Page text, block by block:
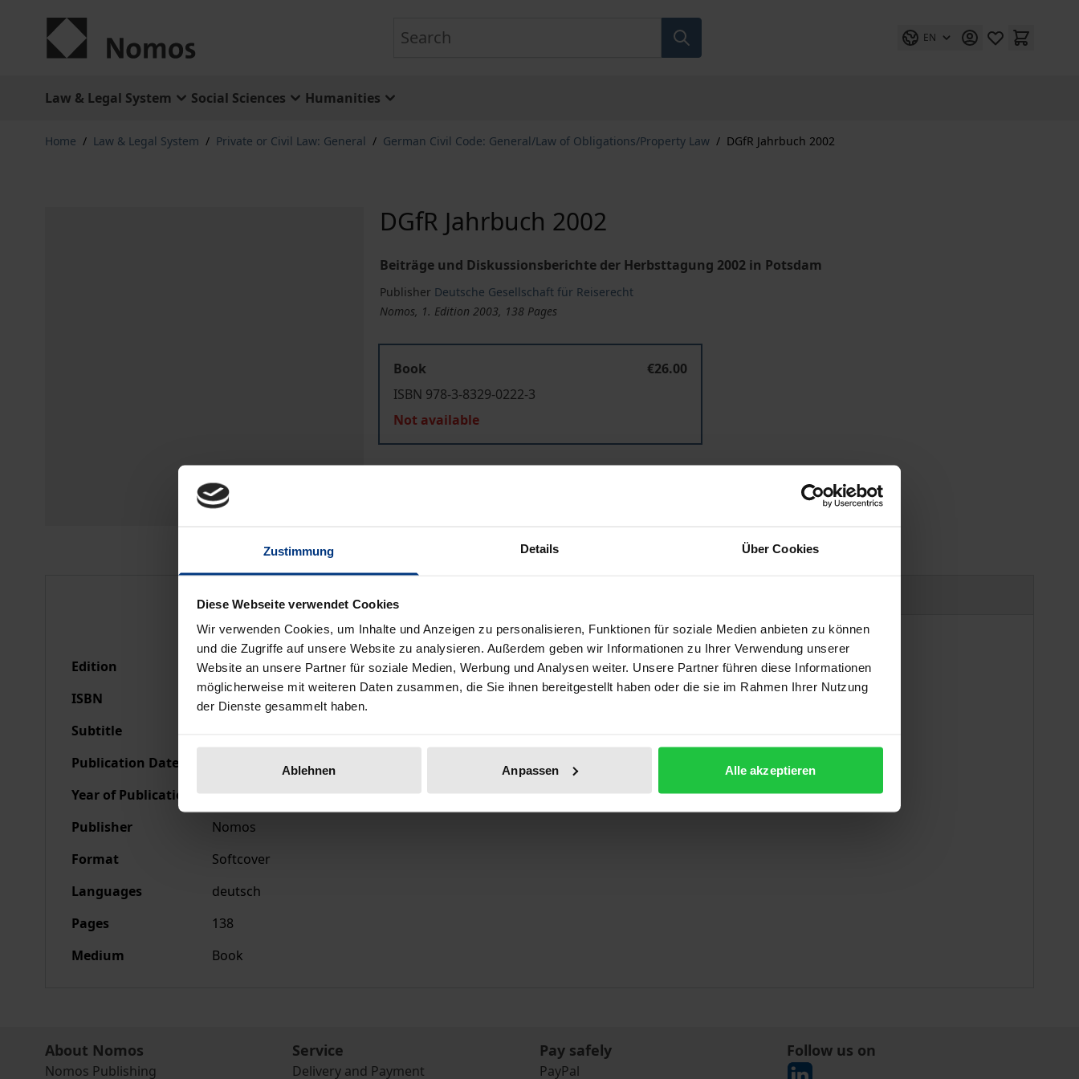
Zustimmung Details Über Cookies
Diese Webseite verwendet Cookies
Wir verwenden Cookies, um Inhalte und Anzeigen zu personalisieren, Funktionen für soziale Medien anbieten zu können
und die Zugriffe auf unsere Website zu analysieren. Außerdem geben wir Informationen zu Ihrer Verwendung unserer
Website an unsere Partner für soziale Medien, Werbung und Analysen weiter. Unsere Partner führen diese Informationen
möglicherweise mit weiteren Daten zusammen, die Sie ihnen bereitgestellt haben oder die sie im Rahmen Ihrer Nutzung
der Dienste gesammelt haben.
Ablehnen Anpassen Alle akzeptieren
EN
Law & Legal System Social Sciences Humanities
Home / Law & Legal System / Private or Civil Law: General / German Civil Code: General/Law of Obligations/Property Law / DGfR Jahrbuch 2002
DGfR Jahrbuch 2002
Beiträge und Diskussionsberichte der Herbsttagung 2002 in Potsdam
Publisher Deutsche Gesellschaft für Reiserecht
Nomos, 1. Edition 2003, 138 Pages
Book
€26.00
ISBN 978-3-8329-0222-3
Not available
Edition
1
ISBN
978-3-8329-0222-3
Subtitle
Publication Date
Year of Publication
2003
Publisher
Nomos
Format
Softcover
Languages
deutsch
Pages
138
Medium
Book
About Nomos
Nomos Publishing
Service
Delivery and Payment
Pay safely
PayPal
Follow us on